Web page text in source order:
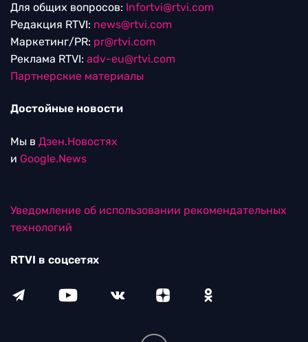
Для общих вопросов: Infortvi@rtvi.com
Редакция RTVI: news@rtvi.com
Маркетинг/PR: pr@rtvi.com
Реклама RTVI: adv-eu@rtvi.com
Партнерские материалы
Достойные новости
Мы в Дзен.Новостях
и Google.News
Уведомление об использовании рекомендательных
технологий
RTVI в соцсетях